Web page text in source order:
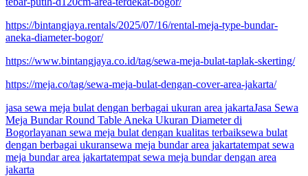
https://bintangjaya.rentals/2025/07/16/rental-meja-type-bundar-
aneka-diameter-bogor/
https://www.bintangjaya.co.id/tag/sewa-meja-bulat-taplak-skerting/
https://meja.co/tag/sewa-meja-bulat-dengan-cover-area-jakarta/
jasa sewa meja bulat dengan berbagai ukuran area jakartaJasa Sewa
Meja Bundar Round Table Aneka Ukuran Diameter di
Bogorlayanan sewa meja bulat dengan kualitas terbaiksewa bulat
dengan berbagai ukuransewa meja bundar area jakartatempat sewa
meja bundar area jakartatempat sewa meja bundar dengan area
jakarta